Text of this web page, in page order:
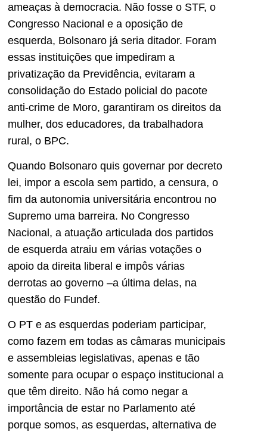
ameaças à democracia. Não fosse o STF, o
Congresso Nacional e a oposição de
esquerda, Bolsonaro já seria ditador. Foram
essas instituições que impediram a
privatização da Previdência, evitaram a
consolidação do Estado policial do pacote
anti-crime de Moro, garantiram os direitos da
mulher, dos educadores, da trabalhadora
rural, o BPC.
Quando Bolsonaro quis governar por decreto
lei, impor a escola sem partido, a censura, o
fim da autonomia universitária encontrou no
Supremo uma barreira. No Congresso
Nacional, a atuação articulada dos partidos
de esquerda atraiu em várias votações o
apoio da direita liberal e impôs várias
derrotas ao governo –a última delas, na
questão do Fundef.
O PT e as esquerdas poderiam participar,
como fazem em todas as câmaras municipais
e assembleias legislativas, apenas e tão
somente para ocupar o espaço institucional a
que têm direito. Não há como negar a
importância de estar no Parlamento até
porque somos, as esquerdas, alternativa de